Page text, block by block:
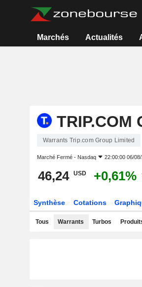
Marchés Actualités
TRIP.COM
Warrants Trip.com Group Limited
Marché Fermé - Nasdaq 22:00:00 06/
46,24 USD +0,61%
Synthèse Cotations
Tous Warrants Turbos